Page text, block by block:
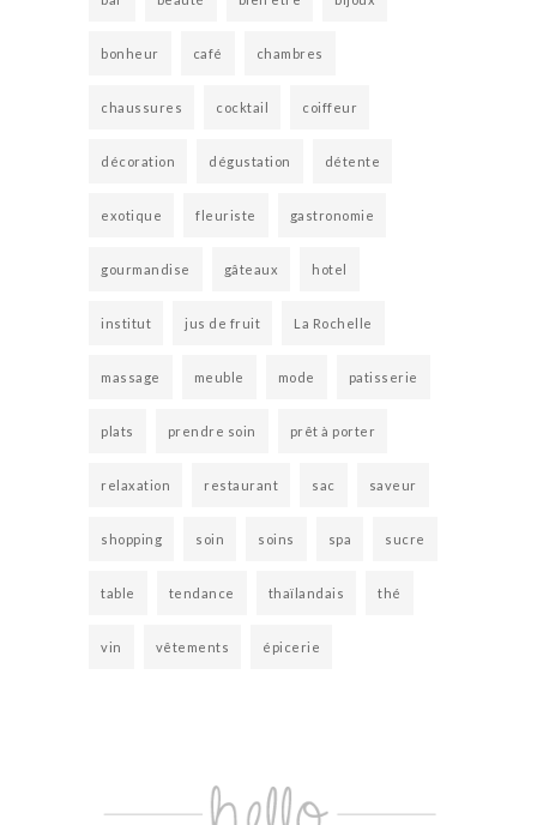
bonheur café chambres
chaussures cocktail coiffeur
décoration dégustation détente
exotique fleuriste gastronomie
gourmandise gâteaux hotel
institut jus de fruit La Rochelle
massage meuble mode patisserie
plats prendre soin prêt à porter
relaxation restaurant sac saveur
shopping soin soins spa sucre
table tendance thaïlandais thé
vin vêtements épicerie